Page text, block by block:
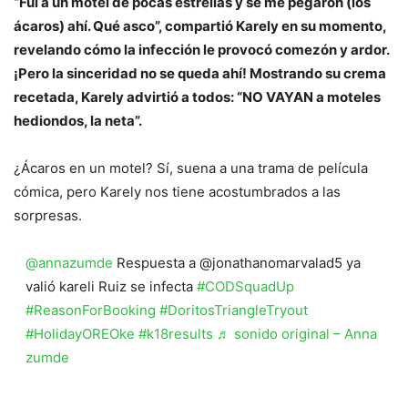
ácaros) ahí. Qué asco”, compartió Karely en su momento,
revelando cómo la infección le provocó comezón y ardor.
¡Pero la sinceridad no se queda ahí! Mostrando su crema
recetada, Karely advirtió a todos: “NO VAYAN a moteles
hediondos, la neta”.
¿Ácaros en un motel? Sí, suena a una trama de película
cómica, pero Karely nos tiene acostumbrados a las
sorpresas.
@annazumde Respuesta a @jonathanomarvalad5 ya
valió kareli Ruiz se infecta #CODSquadUp
#ReasonForBooking #DoritosTriangleTryout
#HolidayOREOke #k18results ♬ sonido original – Anna
zumde